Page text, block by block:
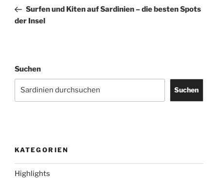
Beitrag
Surfen und Kiten auf Sardinien – die besten Spots
der Insel
Suchen
Suchen
KATEGORIEN
Highlights